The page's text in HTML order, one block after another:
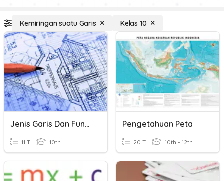
Kemiringan suatu Garis Kelas 10
Jenis Garis Dan Fungsinya
11 T 10th
Pengetahuan Peta
20 T 10th - 12th